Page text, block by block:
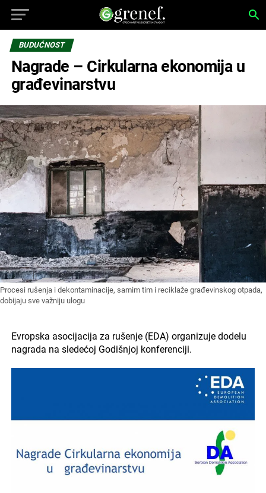
BUDUĆNOST
Nagrade – Cirkularna ekonomija u
građevinarstvu
Procesi rušenja i dekontaminacije, samim tim i reciklaže građevinskog otpada,
dobijaju sve važniju ulogu
Evropska asocijacija za rušenje (EDA) organizuje dodelu
nagrada na sledećoj Godišnjoj konferenciji.